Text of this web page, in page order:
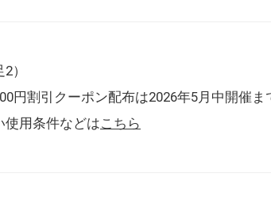
2）
円割引クーポン配布は2026年5月中開催ま
使用条件などはこちら